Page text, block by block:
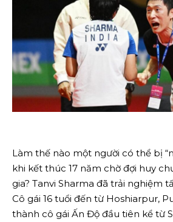
Làm thế nào một người có thể bị
khi kết thúc 17 năm chờ đợi huy
gia? Tanvi Sharma đã trải nghiệm
Cô gái 16 tuổi đến từ Hoshiarpur,
thành cô gái Ấn Độ đầu tiên kể từ